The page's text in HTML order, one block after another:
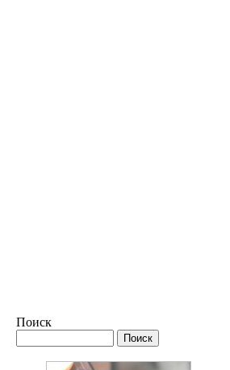
Поиск